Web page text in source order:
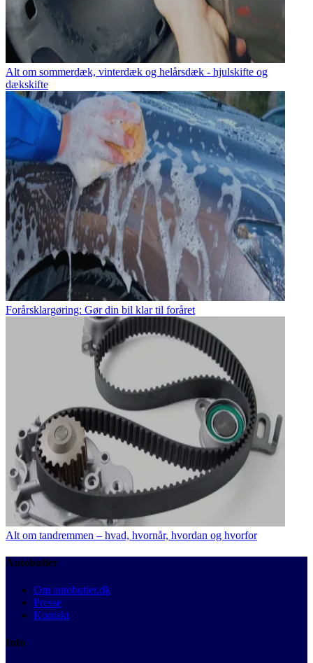
Alt om sommerdæk, vinterdæk og helårsdæk - hjulskifte og
dækskifte
Forårsklargøring: Gør din bil klar til foråret
Alt om tandremmen – hvad, hvornår, hvordan og hvorfor
Autobutler
Om autobutler.dk
Presse
Kontakt
Info